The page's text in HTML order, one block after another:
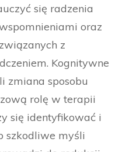
się radzenia
oraz
z
Kognitywne
zmiana sposobu
rolę w terapii
się identyfikować i
szkodliwe myśli